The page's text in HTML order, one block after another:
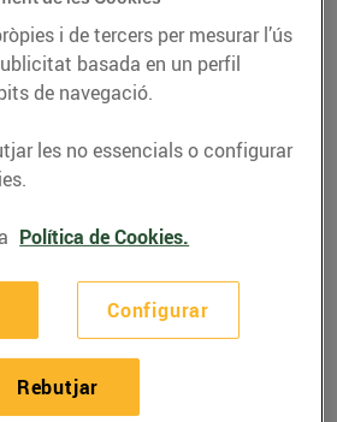
saludables
en
10 minuts
originals de fer un pica-pica
el temps lliure de la millor
i de tercers per mesurar l’ús
basada en un perfil
de navegació.
les no essencials o configurar
Política de Cookies.
Configurar
Rebutjar